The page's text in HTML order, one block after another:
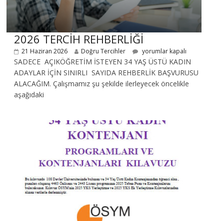
2026 TERCİH REHBERLİĞİ
21 Haziran 2026 Doğru Tercihler yorumlar kapalı
SADECE AÇIKÖĞRETİM İSTEYEN 34 YAŞ ÜSTÜ KADIN
ADAYLAR İÇİN SINIRLI SAYIDA REHBERLİK BAŞVURUSU
ALACAĞIM. Çalışmamız şu şekilde ilerleyecek öncelikle
aşağıdaki